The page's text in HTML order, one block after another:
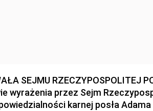
SEJMU RZECZYPOSPOLITEJ
wyrażenia przez Sejm
karnej posła